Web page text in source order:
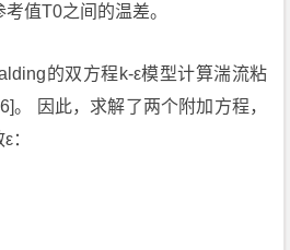
值T0之间的温差。
的双方程k-ε模型计算湍流粘
。 因此，求解了两个附加方程，
：